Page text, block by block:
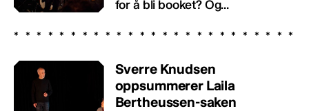
for å bli booket? Og...
Sverre Knudsen
oppsummerer Laila
Bertheussen-saken